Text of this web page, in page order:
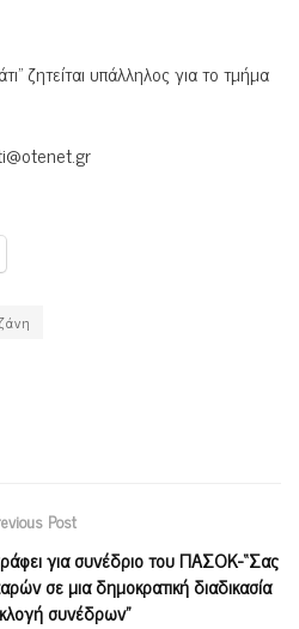
ζητείται υπάλληλος για το τμήμα
Post
για συνέδριο του ΠΑΣΟΚ-“Σας
σε μια δημοκρατική διαδικασία
συνέδρων”